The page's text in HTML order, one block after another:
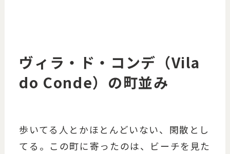
ヴィラ・ド・コンデ（Vila
do Conde）の町並み
歩いてる人とかほとんどいない、閑散とし
てる。この町に寄ったのは、ビーチを見た